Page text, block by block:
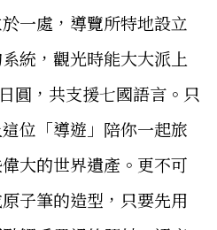
一處，導覽所特地設立
統，觀光時能大大派上
圓，共支援七國語言。只
位「導遊」陪你一起旅
大的世界遺產。更不可
子筆的造型，只要先用